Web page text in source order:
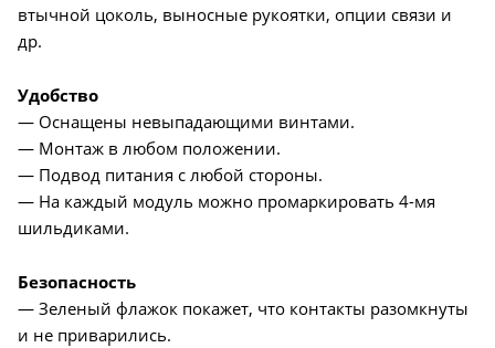
втычной цоколь, выносные рукоятки, опции связи и
др.
Удобство
— Оснащены невыпадающими винтами.
— Монтаж в любом положении.
— Подвод питания с любой стороны.
— На каждый модуль можно промаркировать 4-мя
шильдиками.
Безопасность
— Зеленый флажок покажет, что контакты разомкнуты
и не приварились.